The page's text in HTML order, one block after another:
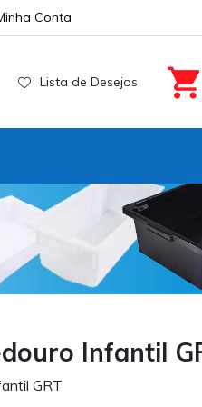
Conta
Lista de Desejos
Infantil
GRT